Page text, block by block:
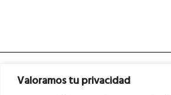
Valoramos tu privacidad